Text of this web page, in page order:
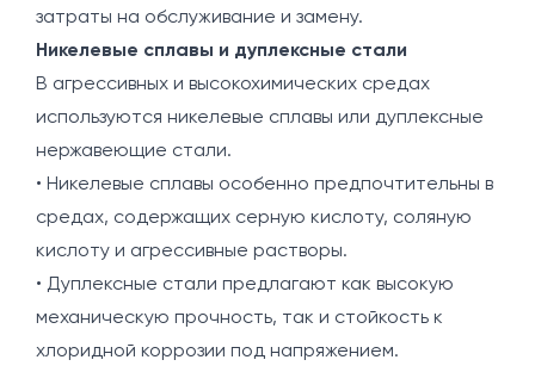
затраты на обслуживание и замену.
Никелевые сплавы и дуплексные стали
В агрессивных и высокохимических средах
используются никелевые сплавы или дуплексные
нержавеющие стали.
• Никелевые сплавы особенно предпочтительны в
средах, содержащих серную кислоту, соляную
кислоту и агрессивные растворы.
• Дуплексные стали предлагают как высокую
механическую прочность, так и стойкость к
хлоридной коррозии под напряжением.